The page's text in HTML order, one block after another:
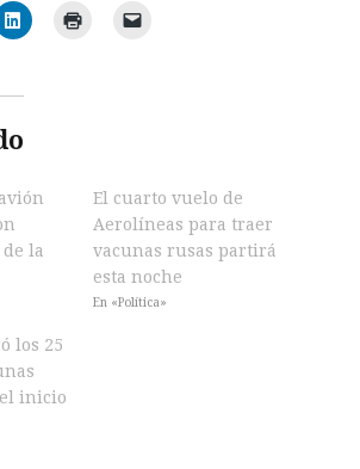
la
El cuarto vuelo de
Aerolíneas para traer
vacunas rusas partirá
esta noche
En «Política»
los 25
inicio